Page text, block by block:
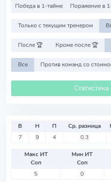
Победа в 1-тайме Поражение в
Только с текущим тренером
После 🏆 Кроме после 🏆
Все
В Н П Ср. разница
7
9 4 0.3
Макс ИТ
Соп
Мин ИТ
Соп
5
0